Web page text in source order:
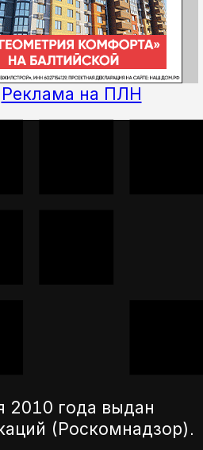
Реклама на ПЛН
года выдан
(Роскомнадзор).